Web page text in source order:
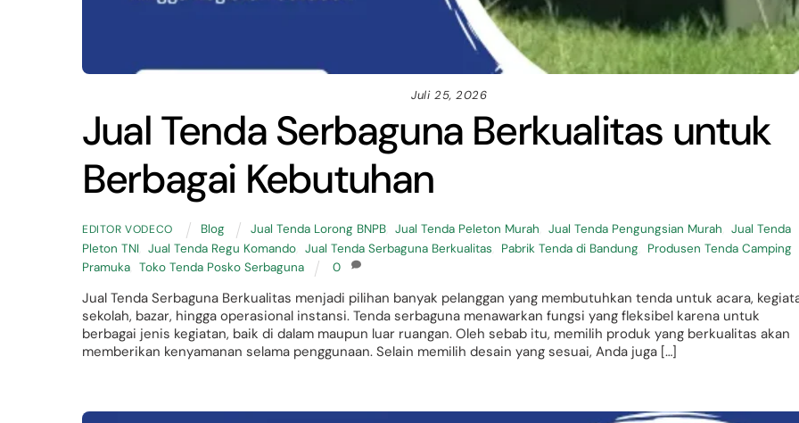
Juli 25, 2026
Jual Tenda Serbaguna Berkualitas untuk
Berbagai Kebutuhan
EDITOR VODECO Blog Jual Tenda Lorong BNPB, Jual Tenda Peleton Murah Jual Tenda Pengungsian Murah
Jual Tenda
Pleton TNI Jual Tenda Regu Komando Jual Tenda Serbaguna Berkualitas Pabrik Tenda di Bandung
Produsen Tenda Camping
Pramuka Toko Tenda Posko Serbaguna 0
Jual Tenda Serbaguna Berkualitas menjadi pilihan banyak pelanggan yang membutuhkan tenda untuk acara,
sekolah, bazar, hingga operasional instansi. Tenda serbaguna menawarkan fungsi yang fleksibel karena untuk
berbagai jenis kegiatan, baik di dalam maupun luar ruangan. Oleh sebab itu, memilih produk yang berkualitas akan
memberikan kenyamanan selama penggunaan. Selain memilih desain yang sesuai, Anda juga […]